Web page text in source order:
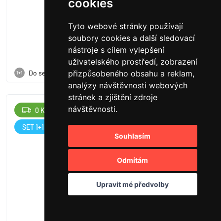
cookies
Tyto webové stránky používají
soubory cookies a další sledovací
nástroje s cílem vylepšení
uživatelského prostředí, zobrazení
přizpůsobeného obsahu a reklam,
analýzy návštěvnosti webových
stránek a zjištění zdroje
návštěvnosti.
Souhlasím
Odmítám
Upravit mé předvolby
20 304 Kč v setu
1+1 Do setu
0 Kč
SET 1+1